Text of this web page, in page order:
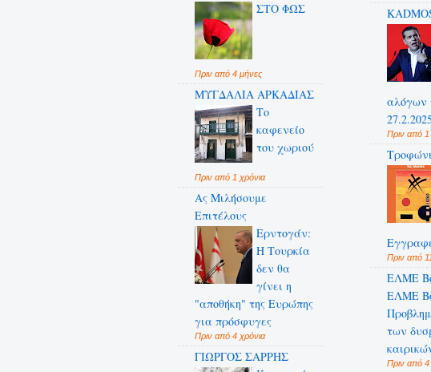
ΣΤΟ ΦΩΣ
Πριν από 4 μήνες
ΜΥΓΔΑΛΙΑ ΑΡΚΑΔΙΑΣ
Το
καφενείο
του χωριού
Πριν από 1 χρόνια
Ας Μιλήσουμε
Επιτέλους
Ερντογάν:
Η Τουρκία
δεν θα
γίνει η
"αποθήκη" της Ευρώπης
για πρόσφυγες
Πριν από 4 χρόνια
ΓΙΩΡΓΟΣ ΣΑΡΡΗΣ
αλόγων
27.2.2025
Πριν από
Πριν από
ΕΛΜΕ
ΕΛΜΕ
των
Πριν από 4